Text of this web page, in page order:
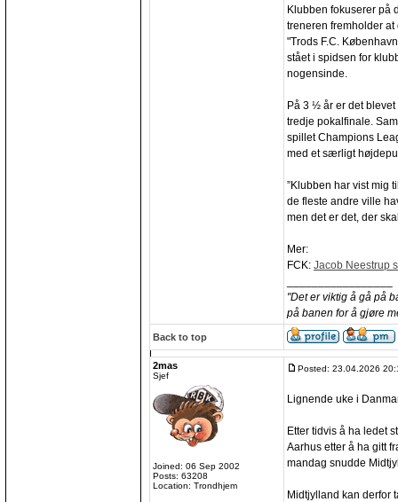
Klubben fokuserer på
treneren fremholder
"Trods F.C.
stået i spidsen for
nogensinde.
På 3 ½ år er det
tredje pokalfinale.
spillet Champions
med et særligt
”Klubben har vist mig
de fleste andre ville
men det er det, der
Mer:
FCK: Jacob Neestrup
"Det er viktig å gå på
på banen for å gjøre
Back to top
2mas
Sjef
Joined: 06 Sep 2002
Posts: 63208
Location: Trondhjem
Posted: 23.04.2026
Lignende uke i
Etter tidvis å ha ledet
Aarhus etter å ha gitt
mandag snudde
Midtjylland kan derfor